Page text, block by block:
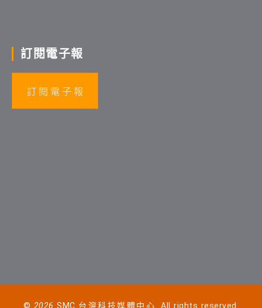
訂閱電子報
訂 閱 電 子 報
© 2026 SMC 台灣科技媒體中心. All rights reserved.